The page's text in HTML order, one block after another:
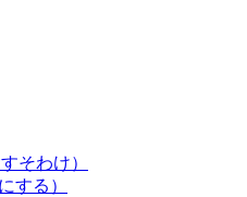
そわけ）
する）